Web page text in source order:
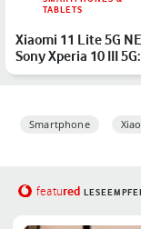
TABLETS
Xiaomi 11 Lite 5G
Sony Xperia 10 III
Ausstattung i…
Smartphone
featured